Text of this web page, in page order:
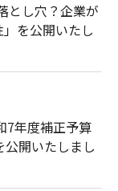
とし穴？企業が
を公開いたし
7年度補正予算
開いたしまし